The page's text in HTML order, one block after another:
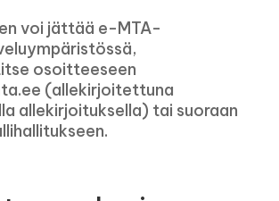
voi jättää e-MTA-
osoitteeseen
(allekirjoitettuna
allekirjoituksella) tai suoraan